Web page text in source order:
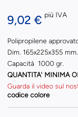
9,02 € più IVA
Polipropilene
Dim. 165x225x355 mm.
Capacità 1000 gr.
QUANTITA' MINIMA
Guarda il video sul
codice colore